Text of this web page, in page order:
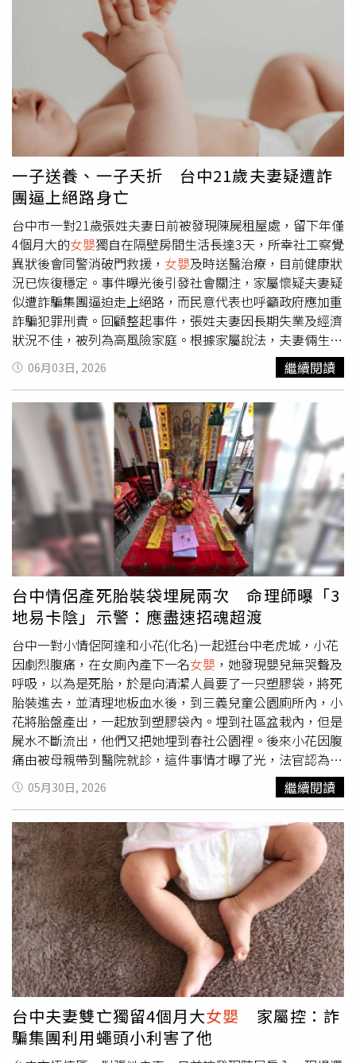
，嚇得立刻通知大人報警。救援人員趕到現場時，
體仍有餘溫，但已無生命跡象，經送醫搶救後仍回天乏術。
警方初步研判，女嬰
出生時間約兩週。關鍵目擊者透露，曾
看見女子小心抱著包裹進入案發區域，未料裡面竟是女嬰
隨著調查展開，一名關鍵目擊者出面提供重要線索。證人表
示，案發前曾看見一對外籍情侶步行進入現場附近區域，其
中女子將一個以布料包裹的物體緊緊抱在胸前，小心翼翼地
護著，兩人一路朝公廁方向前進，但抵達後發現廁所上鎖，
隨即改往另一條路離開。由於當時誤以為兩人只是帶著嬰兒
散步，因此沒有起疑心，直到事後得知布包內竟是一名遭遺
棄的女嬰，讓他感到相當震驚與難過。涉案外籍夫妻被帶回
警局偵訊，全案仍待進一步調查釐清。警方進一步調閱周邊
監視器畫面，發現一名外籍男子曾於案發時段出現在現場附
近，其外貌特徵與目擊者描述吻合。畫面顯示，這對外籍男
女進入寺廟後方區域後曾短暫停留，之後離開現場。調查人
員同時掌握另一條線索，指出兩人案發前疑似曾帶著女嬰出
現在廊開府（Nong Khai）一間咖啡館，甚至進行某種儀
式，但相關內容仍待警方進一步查證。 專案小組隨後聯合
觀光警察及移民警察展開追查，最終在烏隆府市區一間飯店
內逮捕兩名年約29歲的外籍嫌犯。警方調查發現，兩人的泰
國簽證已於今年3月失效，屬於逾期居留狀態。有旅館業者
也向警方表示，其中一名外籍男子案發前曾詢問住宿價格，
但得知每晚房價約1400泰銖（約新台幣1260元）後便離
開，未辦理入住。目前兩名嫌犯仍否認所有指控，警方正持
續蒐集監視器畫面、法醫鑑定結果、DNA檢驗及其他物證，
釐清
女嬰 是否為兩人親生、死亡時間及真正死因，全案仍在
進一步偵辦中。
一子送養、一子夭折 台中21歲夫妻疑遭詐
團逼上絕路身亡
台中市一對21歲張姓夫妻日前被發現陳屍租屋處，留下年僅
4個月大的女嬰獨自在隔壁房間生活長達3天，所幸社工察覺
異狀後會同警消破門救援， 女嬰及時送醫治療，目前健康狀
況已恢復穩定。事件曝光後引發社會關注，家屬懷疑夫妻疑
似遭詐騙集團逼迫走上絕路，而民意代表也呼籲政府應加重
詐騙犯罪刑責。回顧整起事件，張姓夫妻因長期失業及經濟
狀況不佳，被列為高風險家庭。根據家屬說法，夫妻倆生前
疑似受到詐騙集團影響，承受沉重壓力，最終發生憾事。台
中市議員謝志忠透露，女方過去曾與前夫育有一名孩子，但
因前夫涉及毒品案件入獄，孩子後來被送養。之後女方與張
男結婚，兩人再生下一名男嬰，但因照顧過程發生疏失不幸
夭折。此次獲救的4個月大女嬰，則是夫妻兩人的第3個孩
子。據了解，張男疑因經濟困難及養家壓力，在缺乏收入來
源情況下遭詐騙集團誘惑利用。夫妻兩人後來帶著女兒在台
中生活，希望避開詐團，卻未能走出困境。事件之所以曝
光，源於夫妻原本預定於上月18日帶女嬰接種預防針卻未依
約前往。負責追蹤關懷的社工察覺異狀後，連續3天撥打電
話聯繫皆無回應，因此提高警覺。直到上月21日，社工會同
里長及警消前往住處查看，破門進入後發現夫妻兩人倒臥主
臥室床上，已明顯死亡。至於女嬰則躺在隔壁房間地板上，
疑似獨自伴屍長達3天，期間未獲得妥善照顧與餵食。 女嬰
被救出時身體十分虛弱，到院後被發現有脫水現象，且進食
情況不佳，喝奶量甚至不足100C.C.。醫療團隊立即展開照
護與治療，在童綜合醫院醫護人員努力下，女嬰身體狀況逐
漸恢復，目前生命徵象穩定，預計本週即可出院。社會局表
示，待女嬰 出院後，將先安排安置照顧，並持續評估後續生
活與照護需求，以保障其成長環境與權益。對於這起事件，
謝志忠表示，案件令人聯想到日前震驚社會的豐原一家五口
命案，兩起案件都疑似與詐騙問題有關。他認為，詐騙犯罪
已不只是財產損失問題，更已嚴重威脅民眾生命安全與家庭
完整。謝志忠指出，詐騙集團透過話術及控制手段，使被害
人陷入絕境，造成無法挽回的悲劇。他呼籲政府應正視詐騙
問題的嚴重性，並研議將「詐騙致死」納入加重結果犯範
圍，提高刑責強度，讓犯罪者付出應有代價，以避免類似事
件再次發生。◎勇敢求救並非弱者，您的痛苦有人願意傾
聽，請撥打1995◎如果您覺得痛苦、似乎沒有出路，您並
不孤單，請撥打1925
06月03日, 2026 繼續閱讀
台中情侶產死胎裝袋埋屍兩次 命理師曝「3
地易卡陰」示警：應盡速招魂超渡
台中一對小情侶阿達和小花(化名)一起逛台中老虎城，小花
因劇烈腹痛，在女廁內產下一名女嬰 ，她發現嬰兒無哭聲及
呼吸，以為是死胎，於是向清潔人員要了一只塑膠袋，將死
胎裝進去，並清理地板血水後，到三義兒童公園廁所內，小
花將胎盤產出，一起放到塑膠袋內。埋到社區盆栽內，但是
屍水不斷流出，他們又把她埋到春社公園裡。後來小花因腹
痛由被母親帶到醫院就診，這件事情才曝了光，法官認為，
兩人不依循習俗將遺體好好埋葬，竟然隨意棄置公園，對於
生命延續與終結嚴重欠缺應有的尊重，審酌2人犯後均坦承
月有期徒刑。小情侶意外懷孕，嬰兒產下後被無知小情侶裝
進塑膠袋造成死亡，遺體埋到社區盆栽區內，又把遺體移埋
到春社公園裡。小嬰兒死亡沒有招魂及超渡儀式，如同無主
孤魂；台中老虎城廁所、社區盆栽區及春社公園遭小情侶將
嬰兒裝進塑膠袋、遺棄遺體，這三個地方就容易卡陰磁場，
甚至造成靈異現象。民俗中，胎死腹中、流產或墮胎的子
女，稱為「無緣子女」，要將其超渡，但不可取名、立牌
位。有些業者為了賺錢，會建議「無緣子女」的父母要將其
「無緣子女」取名、立牌位。但只有其父母知道此事會祭拜
「無緣子女」，但後代子孫都不知道，此「無緣子女」會變
成無主孤魂，無人祭拜，反而變成會去找與其有血緣關係親
人，讓這些親人運勢不順、婚姻破裂、財運敗退、子孫凋
05月30日, 2026 繼續閱讀
台中夫妻雙亡獨留4個月大女嬰 家屬控：詐
騙集團利用蠅頭小利害了他